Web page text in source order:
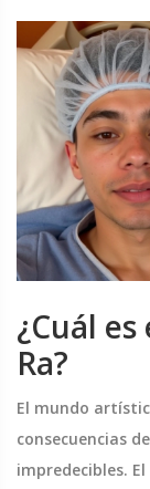
¿Cuál
Ra?
El mundo
consecuencias
impredecibles.